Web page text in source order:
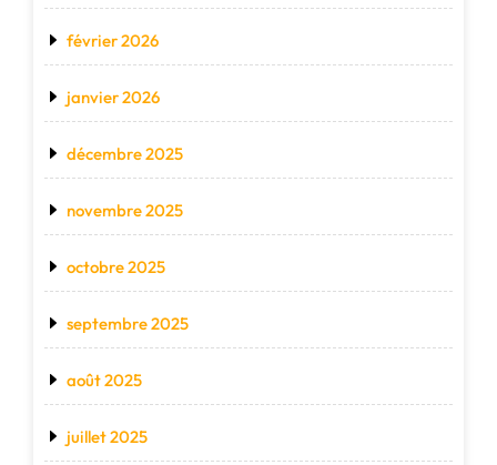
février 2026
janvier 2026
décembre 2025
novembre 2025
octobre 2025
septembre 2025
août 2025
juillet 2025